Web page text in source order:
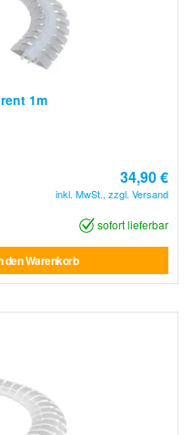
1m
34,90 €
inkl. MwSt., zzgl. Versand
sofort lieferbar
den Warenkorb